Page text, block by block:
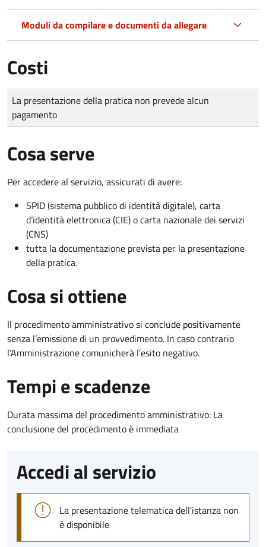
Moduli da compilare e documenti da allegare
Costi
Tipo di pagamento
Importo
La presentazione della pratica non prevede alcun
pagamento
Cosa serve
Per accedere al servizio, assicurati di avere:
SPID (sistema pubblico di identità digitale), carta
d’identità elettronica (CIE) o carta nazionale dei servizi
(CNS)
tutta la documentazione prevista per la presentazione
della pratica.
Cosa si ottiene
Il procedimento amministrativo si conclude positivamente
senza l’emissione di un provvedimento. In caso contrario
l’Amministrazione comunicherà l’esito negativo.
Tempi e scadenze
Durata massima del procedimento amministrativo: La
conclusione del procedimento è immediata
Accedi al servizio
La presentazione telematica dell'istanza non
è disponibile